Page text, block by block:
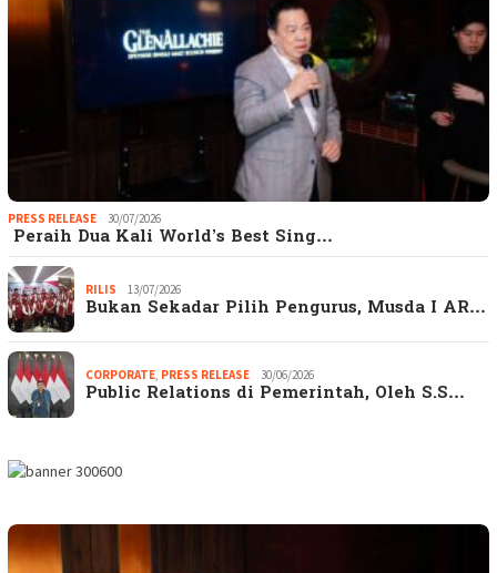
PRESS RELEASE 30/07/2026
Peraih Dua Kali World’s Best Sing…
RILIS 13/07/2026
Bukan Sekadar Pilih Pengurus, Musda I AR…
CORPORATE, PRESS RELEASE 30/06/2026
Public Relations di Pemerintah, Oleh S.S…